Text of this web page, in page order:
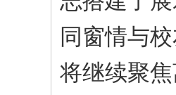
同窗情与
将继续聚